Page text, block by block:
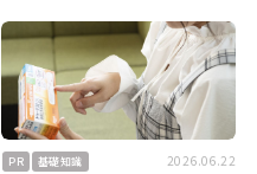
PR 基礎知識 2026.06.22